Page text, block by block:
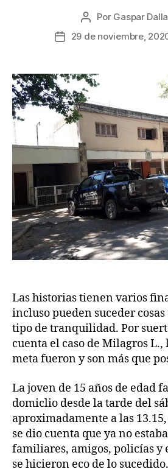
Por Gaspar
29 de noviembre,
Las historias tienen varios
incluso pueden suceder
tipo de tranquilidad. Por
cuenta el caso de Milagros L.,
meta fueron y son más que
La joven de 15 años de edad
domiclio desde la tarde del
aproximadamente a las
se dio cuenta que ya no
familiares, amigos, policías y
se hicieron eco de lo sucedido.